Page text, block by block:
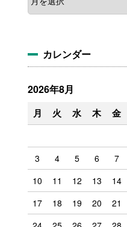
ー
カ
カレンダー
2026年8月
月 火 水 木 金
3
4 5 6 7
10
11 12 13 14
17
18 19 20 21